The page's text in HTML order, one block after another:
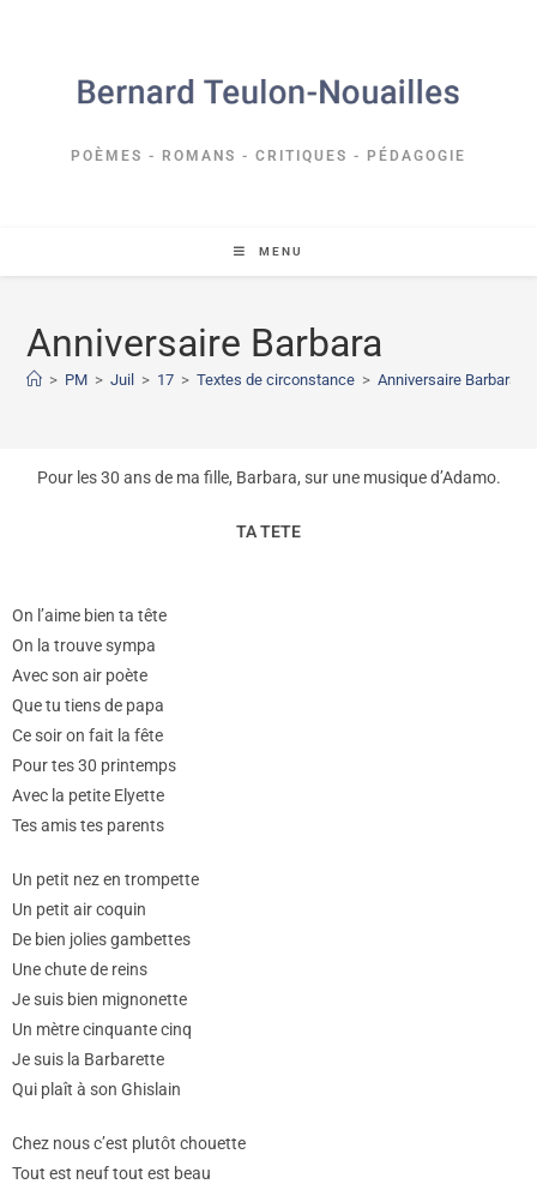
POÈMES - ROMANS - CRITIQUES - PÉDAGOGIE
MENU
Anniversaire Barbara
> PM > Juil > 17 > Textes de circonstance > Anniversaire Barbara
Pour les 30 ans de ma fille, Barbara, sur une musique d’Adamo.
TA TETE
On l’aime bien ta tête
On la trouve sympa
Avec son air poète
Que tu tiens de papa
Ce soir on fait la fête
Pour tes 30 printemps
Avec la petite Elyette
Tes amis tes parents
Un petit nez en trompette
Un petit air coquin
De bien jolies gambettes
Une chute de reins
Je suis bien mignonette
Un mètre cinquante cinq
Je suis la Barbarette
Qui plaît à son Ghislain
Chez nous c’est plutôt chouette
Tout est neuf tout est beau